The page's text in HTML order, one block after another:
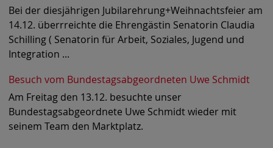
Bei der diesjährigen Jubilarehrung+Weihnachtsfeier am
14.12. überrreichte die Ehrengästin Senatorin Claudia
Schilling ( Senatorin für Arbeit, Soziales, Jugend und
Integration ...
Besuch vom Bundestagsabgeordneten Uwe Schmidt
Am Freitag den 13.12. besuchte unser
Bundestagsabgeordnete Uwe Schmidt wieder mit
seinem Team den Marktplatz.